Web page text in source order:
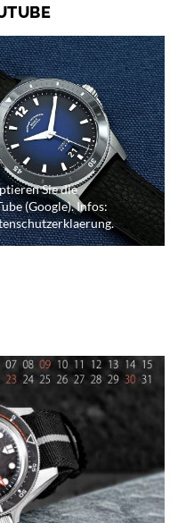
Sie die
(Google). Infos: